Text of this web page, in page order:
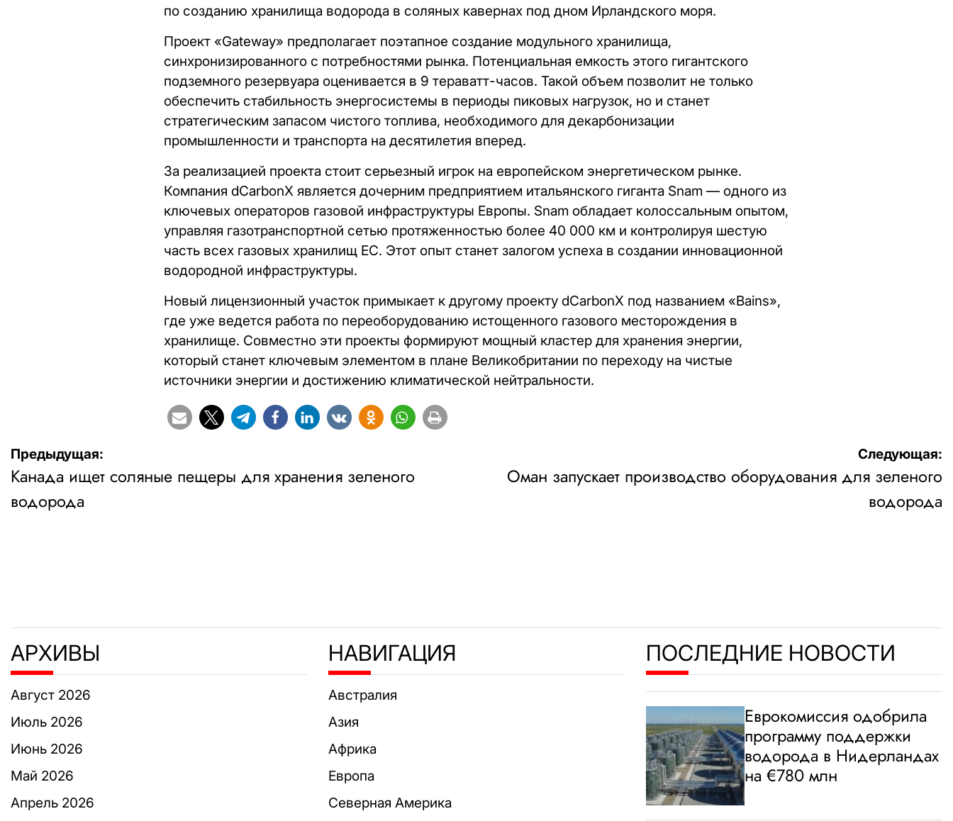
по созданию хранилища водорода в соляных кавернах под дном Ирландского моря.
Проект «Gateway» предполагает поэтапное создание модульного хранилища,
синхронизированного с потребностями рынка. Потенциальная емкость этого гигантского
подземного резервуара оценивается в 9 тераватт-часов. Такой объем позволит не только
обеспечить стабильность энергосистемы в периоды пиковых нагрузок, но и станет
стратегическим запасом чистого топлива, необходимого для декарбонизации
промышленности и транспорта на десятилетия вперед.
За реализацией проекта стоит серьезный игрок на европейском энергетическом рынке.
Компания dCarbonX является дочерним предприятием итальянского гиганта Snam — одного из
ключевых операторов газовой инфраструктуры Европы. Snam обладает колоссальным опытом,
управляя газотранспортной сетью протяженностью более 40 000 км и контролируя шестую
часть всех газовых хранилищ ЕС. Этот опыт станет залогом успеха в создании инновационной
водородной инфраструктуры.
Новый лицензионный участок примыкает к другому проекту dCarbonX под названием «Bains»,
где уже ведется работа по переоборудованию истощенного газового месторождения в
хранилище. Совместно эти проекты формируют мощный кластер для хранения энергии,
который станет ключевым элементом в плане Великобритании по переходу на чистые
источники энергии и достижению климатической нейтральности.
Навигация
по
записям
Предыдущая:
Канада ищет соляные пещеры для хранения зеленого
водорода
Следующая:
Оман запускает производство оборудования для зеленого
водорода
АРХИВЫ
Август 2026
Июль 2026
Июнь 2026
Май 2026
Апрель 2026
НАВИГАЦИЯ
Австралия
Азия
Африка
Европа
Северная Америка
ПОСЛЕДНИЕ НОВОСТИ
Еврокомиссия одобрила
программу поддержки
водорода в Нидерландах
на €780 млн